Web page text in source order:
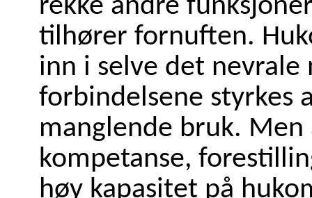
rekke andre
tilhører fornuften.
inn i selve det
forbindelsene styrkes
manglende bruk.
kompetanse,
høy kapasitet på